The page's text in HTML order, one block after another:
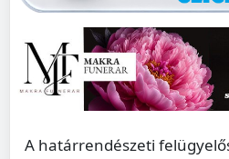
A határrendészeti